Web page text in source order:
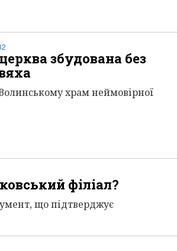
збудована без
храм неймовірної
філіал?
що підтверджує